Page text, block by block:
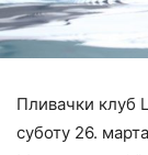
Пливачки клуб
суботу 26.